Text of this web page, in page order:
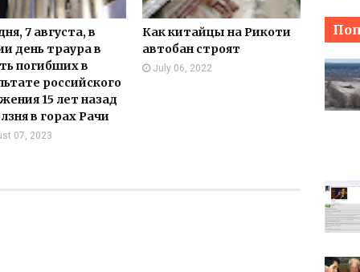
7 августа, в
день траура в
погибших в
российского
15 лет назад
в горах Рачи
07, 2023
Как китайцы на Рикоти
автобан строят
July 06, 2022